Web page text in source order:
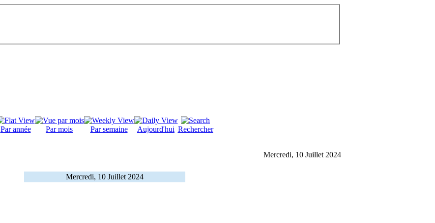
Par année Par mois Par semaine Aujourd'hui Rechercher
Mercredi, 10 Juillet 2024
Mercredi, 10 Juillet 2024